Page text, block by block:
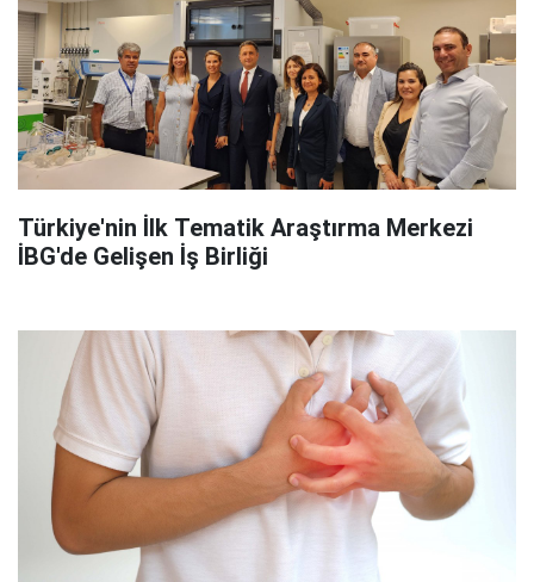
Türkiye'nin İlk Tematik Araştırma Merkezi
İBG'de Gelişen İş Birliği